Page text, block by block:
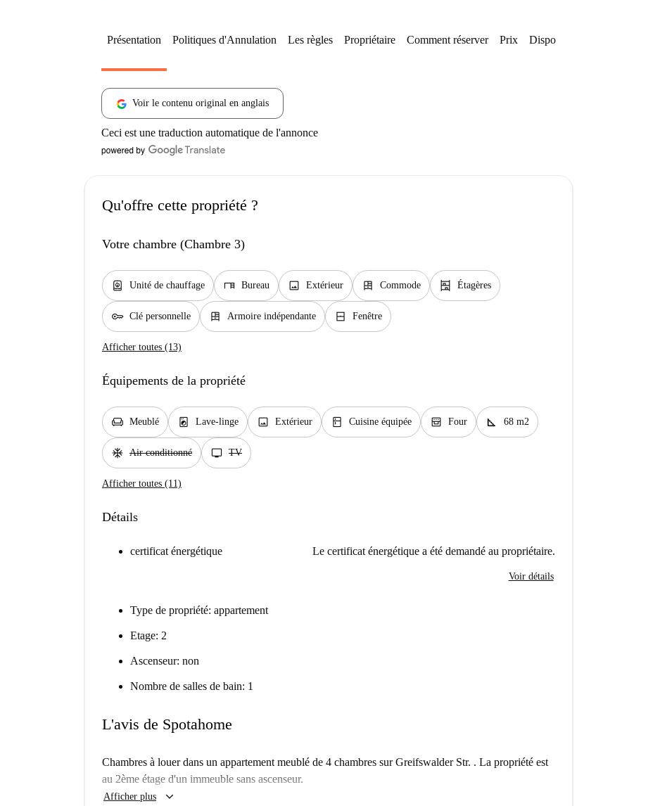
Présentation Politiques d'Annulation Les règles Propriétaire Comment réserver Prix Disponibilités
Voir le contenu original en anglais
Ceci est une traduction automatique de l'annonce
Qu'offre cette propriété ?
Votre chambre (Chambre 3)
water_heater Unité de chauffage desk Bureau image Extérieur dresser Commode shelves Étagères
key Clé personnelle dresser Armoire indépendante window_closed Fenêtre
Afficher toutes (13)
Équipements de la propriété
chair Meublé local_laundry_service Lave-linge image Extérieur kitchen Cuisine équipée oven_gen Four square_foot 68 m2
ac_unit Air conditionné tv TV
Afficher toutes (11)
Détails
certificat énergétique Le certificat énergétique a été demandé au propriétaire.
Voir détails
Type de propriété: appartement
Etage: 2
Ascenseur: non
Nombre de salles de bain: 1
L'avis de Spotahome
Chambres à louer dans un appartement meublé de 4 chambres sur Greifswalder Str. . La propriété est
au 2ème étage d'un immeuble sans ascenseur.
Afficher plus keyboard_arrow_down